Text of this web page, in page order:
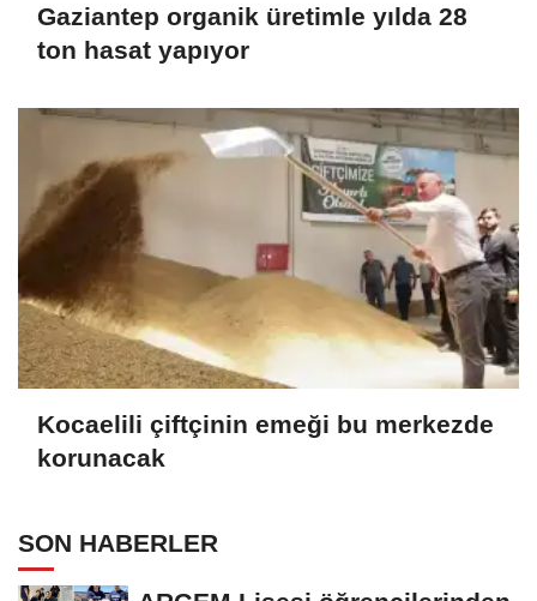
Gaziantep organik üretimle yılda 28
ton hasat yapıyor
Kocaelili çiftçinin emeği bu merkezde
korunacak
SON HABERLER